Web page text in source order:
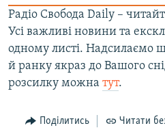
Радіо Свобода Daily –
Усі важливі новини та
одному листі. Надсилаємо
й ранку якраз до Вашого
розсилку можна тут.
Поділитись Читати